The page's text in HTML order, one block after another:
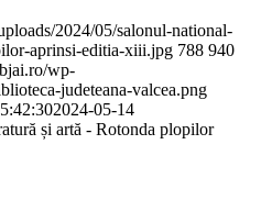
2024/05/salonul-national-
aprinsi-editia-xiii.jpg 788 940
wp-
judeteana-valcea.png
2024-05-14
și artă - Rotonda plopilor